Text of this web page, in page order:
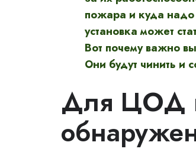
пожара и куда
установка может
Вот почему важно
Они будут чинить и
Для ЦОД